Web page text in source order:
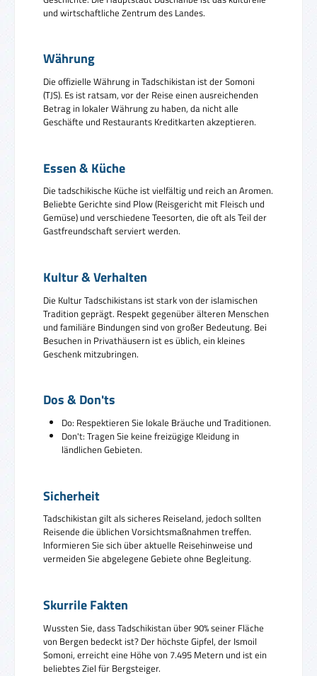
und wirtschaftliche Zentrum des Landes.
Währung
Die offizielle Währung in Tadschikistan ist der Somoni
(TJS). Es ist ratsam, vor der Reise einen ausreichenden
Betrag in lokaler Währung zu haben, da nicht alle
Geschäfte und Restaurants Kreditkarten akzeptieren.
Essen & Küche
Die tadschikische Küche ist vielfältig und reich an Aromen.
Beliebte Gerichte sind Plow (Reisgericht mit Fleisch und
Gemüse) und verschiedene Teesorten, die oft als Teil der
Gastfreundschaft serviert werden.
Kultur & Verhalten
Die Kultur Tadschikistans ist stark von der islamischen
Tradition geprägt. Respekt gegenüber älteren Menschen
und familiäre Bindungen sind von großer Bedeutung. Bei
Besuchen in Privathäusern ist es üblich, ein kleines
Geschenk mitzubringen.
Dos & Don'ts
Do: Respektieren Sie lokale Bräuche und Traditionen.
Don't: Tragen Sie keine freizügige Kleidung in
ländlichen Gebieten.
Sicherheit
Tadschikistan gilt als sicheres Reiseland, jedoch sollten
Reisende die üblichen Vorsichtsmaßnahmen treffen.
Informieren Sie sich über aktuelle Reisehinweise und
vermeiden Sie abgelegene Gebiete ohne Begleitung.
Skurrile Fakten
Wussten Sie, dass Tadschikistan über 90% seiner Fläche
von Bergen bedeckt ist? Der höchste Gipfel, der Ismoil
Somoni, erreicht eine Höhe von 7.495 Metern und ist ein
beliebtes Ziel für Bergsteiger.